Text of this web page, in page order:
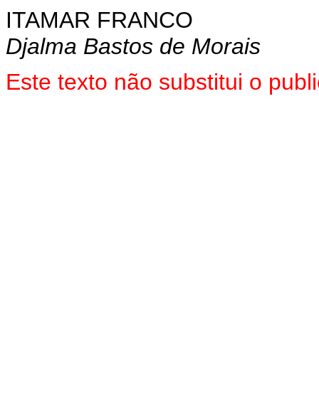
ITAMAR FRANCO
Djalma Bastos de Morais
Este texto não substitui o